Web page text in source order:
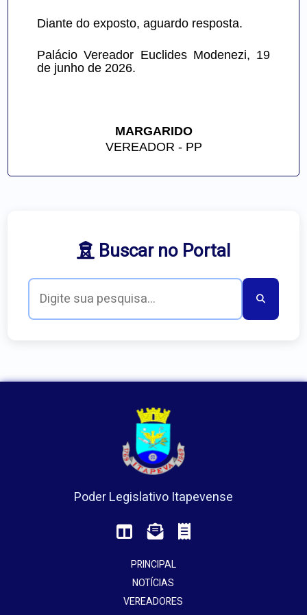
Diante do exposto, aguardo resposta.
Palácio Vereador Euclides Modenezi, 19
de junho de 2026.
MARGARIDO
VEREADOR - PP
Buscar no Portal
Poder Legislativo Itapevense
PRINCIPAL
NOTÍCIAS
VEREADORES